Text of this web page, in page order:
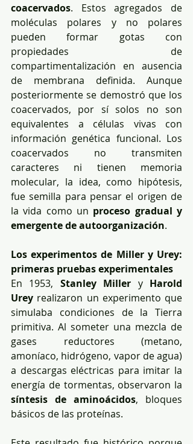
coacervados. Estos agregados de
moléculas polares y no polares
pueden formar gotas con
propiedades de
compartimentalización en ausencia
de membrana definida. Aunque
posteriormente se demostró que los
coacervados, por sí solos no son
equivalentes a células vivas con
información genética funcional. Los
coacervados no transmiten
caracteres ni tienen memoria
molecular, la idea, como hipótesis,
fue semilla para pensar el origen de
la vida como un proceso gradual y
emergente de autoorganización.
Los experimentos de Miller y Urey:
primeras pruebas experimentales
En 1953, Stanley Miller y Harold
Urey realizaron un experimento que
simulaba condiciones de la Tierra
primitiva. Al someter una mezcla de
gases reductores (metano,
amoníaco, hidrógeno, vapor de agua)
a descargas eléctricas para imitar la
síntesis de aminoácidos, bloques
básicos de las proteínas.